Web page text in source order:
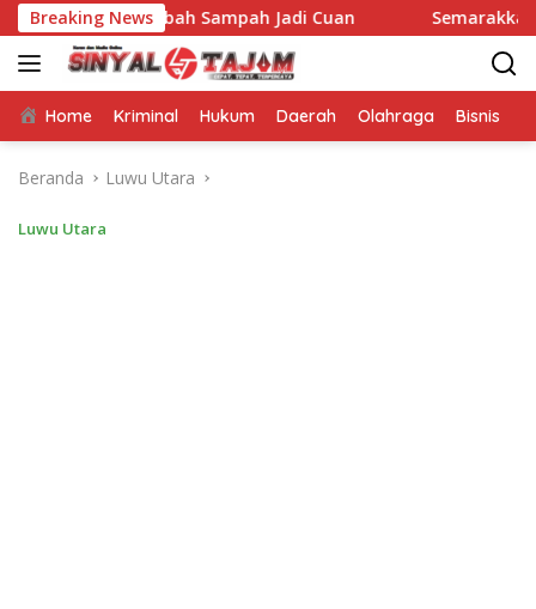
Langsung
ke
konten
Breaking News
Ubah Sampah Jadi Cuan Semarakkan GERMAS,
Home Kriminal Hukum Daerah Olahraga Bisnis
Beranda Luwu Utara
Luwu Utara